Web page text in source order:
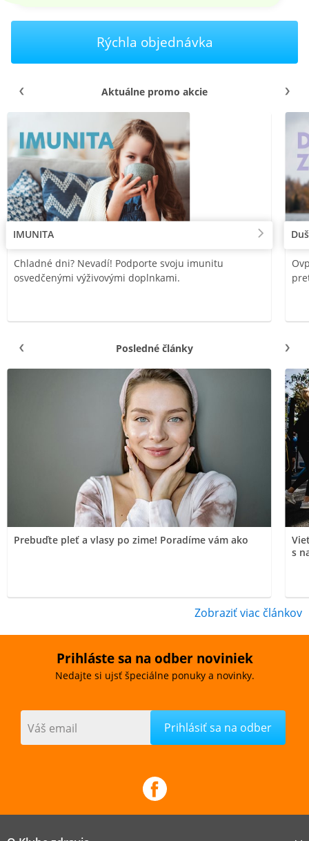
Rýchla objednávka
Aktuálne promo akcie
IMUNITA
Chladné dni? Nevadí! Podporte svoju imunitu
osvedčenými výživovými doplnkami.
Posledné články
Prebuďte pleť a vlasy po zime! Poradíme vám ako
s
Zobraziť viac článkov
Prihláste sa na odber noviniek
Nedajte si ujsť špeciálne ponuky a novinky.
Váš email